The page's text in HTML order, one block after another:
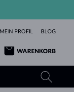
MEIN PROFIL BLOG
WARENKORB